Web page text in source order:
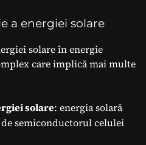
a energiei solare
solare în energie
care implică mai multe
solare: energia solară
semiconductorul celulei